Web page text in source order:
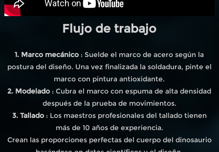
Flujo de trabajo
1. Marco mecánico : Suelde el marco de acero según la
postura del diseño. Una vez finalizada la soldadura, pinte el
marco con pintura antioxidante.
2. Modelado : Cubra el marco con espuma de alta densidad
después de la prueba de movimientos.
3. Tallado: Los maestros profesionales del tallado tienen
más de 10 años de experiencia.
Crean las proporciones perfectas del cuerpo del dinosaurio